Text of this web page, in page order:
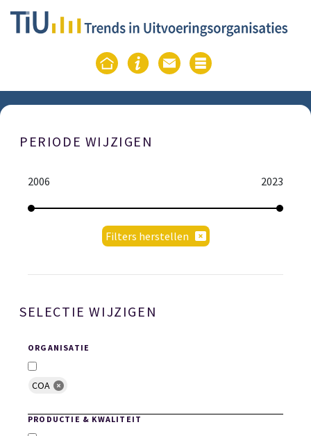
PERIODE WIJZIGEN
2006 2023
Filters herstellen
SELECTIE WIJZIGEN
ORGANISATIE
COA
PRODUCTIE & KWALITEIT